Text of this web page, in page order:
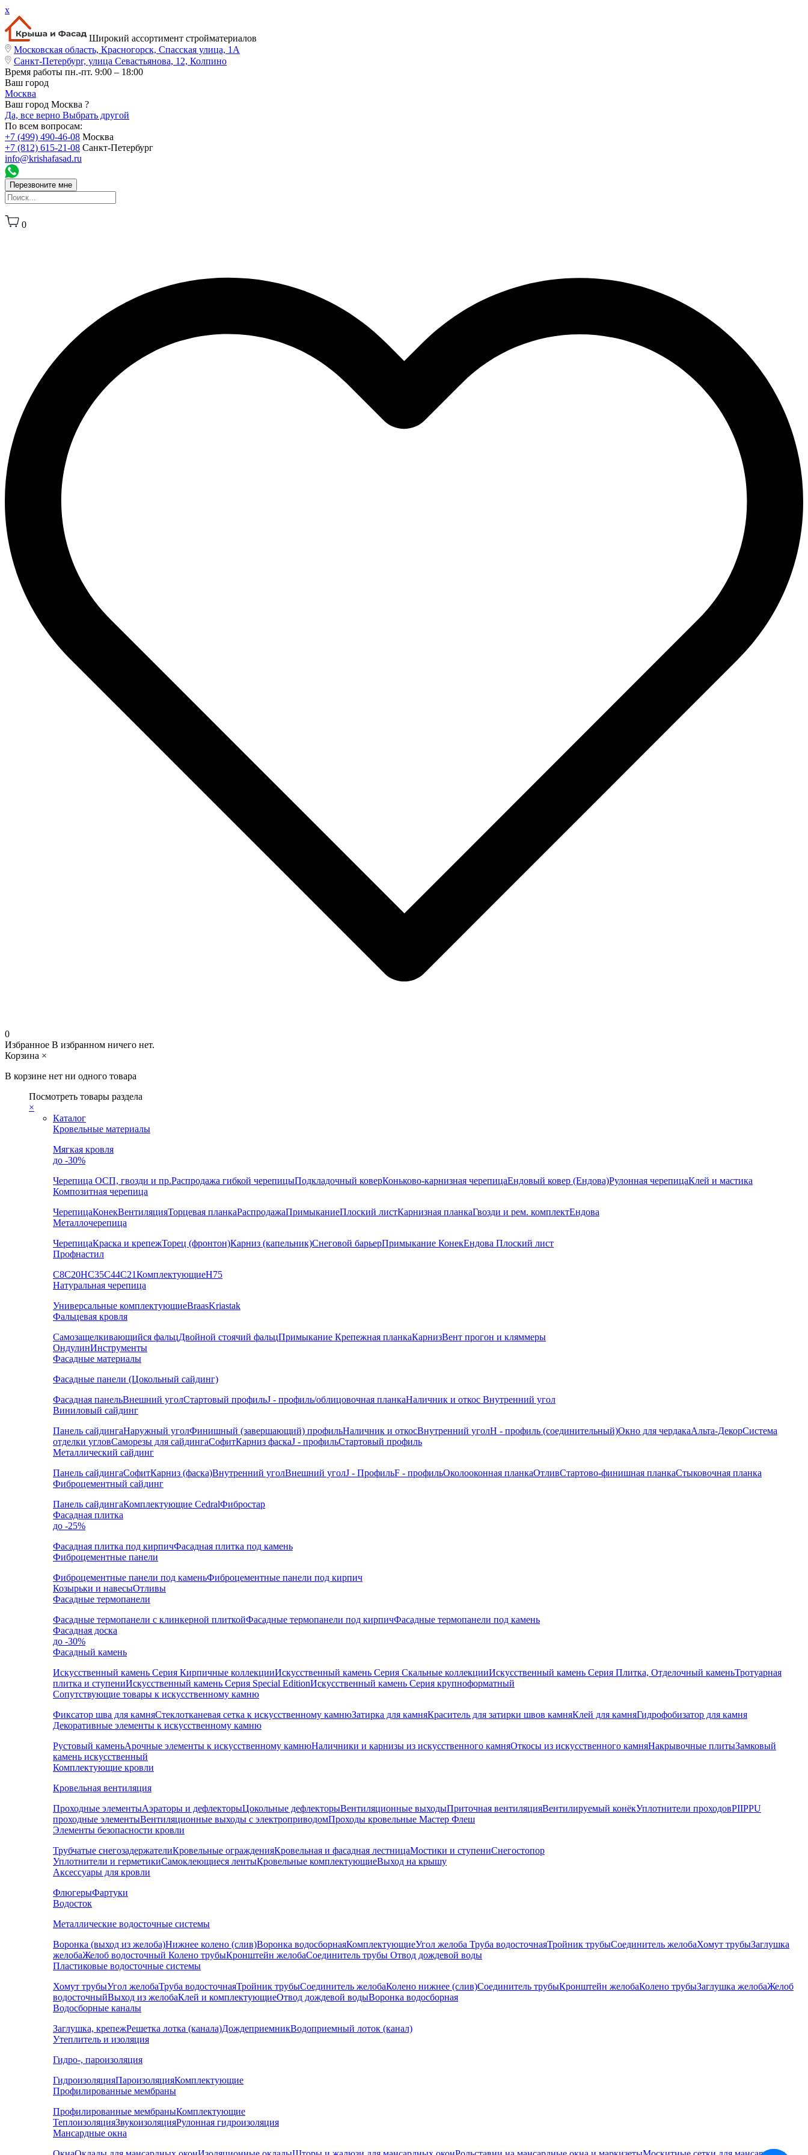
x
Широкий ассортимент стройматериалов
Московская область, Красногорск, Спасская улица, 1А
Санкт-Петербург, улица Севастьянова, 12, Колпино
Время работы пн.-пт. 9:00 – 18:00
Ваш город
Москва
Ваш город Москва ?
Да, все верно Выбрать другой
По всем вопросам:
+7 (499) 490-46-08 Москва
+7 (812) 615-21-08 Санкт-Петербург
info@krishafasad.ru
Перезвоните мне
0
0
Избранное В избранном ничего нет.
Корзина ×
В корзине нет ни одного товара
Посмотреть товары раздела
×
Каталог
Кровельные материалы
Мягкая кровля
до -30%
Черепица ОСП, гвозди и пр.Распродажа гибкой черепицыПодкладочный коверКоньково-карнизная черепицаЕндовый ковер (Ендова)Рулонная черепицаКлей и мастика
Композитная черепица
ЧерепицаКонекВентиляцияТорцевая планкаРаспродажаПримыканиеПлоский листКарнизная планкаГвозди и рем. комплектЕндова
Металлочерепица
ЧерепицаКраска и крепежТорец (фронтон)Карниз (капельник)Снеговой барьерПримыкание КонекЕндова Плоский лист
Профнастил
С8С20НС35С44С21КомплектующиеН75
Натуральная черепица
Универсальные комплектующиеBraasKriastak
Фальцевая кровля
Самозащелкивающийся фальцДвойной стоячий фальцПримыкание Крепежная планкаКарнизВент прогон и кляммеры
ОндулинИнструменты
Фасадные материалы
Фасадные панели (Цокольный сайдинг)
Фасадная панельВнешний уголСтартовый профильJ - профиль/облицовочная планкаНаличник и откос Внутренний угол
Виниловый сайдинг
Панель сайдингаНаружный уголФинишный (завершающий) профильНаличник и откосВнутренний уголH - профиль (соединительный)Окно для чердакаАльта-ДекорСистема
отделки угловСаморезы для сайдингаСофитКарниз фаскаJ - профильСтартовый профиль
Металлический сайдинг
Панель сайдингаСофитКарниз (фаска)Внутренний уголВнешний уголJ - ПрофильF - профильОколооконная планкаОтливСтартово-финишная планкаСтыковочная планка
Фиброцементный сайдинг
Панель сайдингаКомплектующие CedralФибростар
Фасадная плитка
до -25%
Фасадная плитка под кирпичФасадная плитка под камень
Фиброцементные панели
Фиброцементные панели под каменьФиброцементные панели под кирпич
Козырьки и навесыОтливы
Фасадные термопанели
Фасадные термопанели с клинкерной плиткойФасадные термопанели под кирпичФасадные термопанели под камень
Фасадная доска
до -30%
Фасадный камень
Искусственный камень Серия Кирпичные коллекцииИскусственный камень Серия Скальные коллекцииИскусственный камень Серия Плитка, Отделочный каменьТротуарная
плитка и ступениИскусственный камень Серия Special EditionИскусственный камень Серия крупноформатный
Сопутствующие товары к искусственному камню
Фиксатор шва для камняСтеклотканевая сетка к искусственному камнюЗатирка для камняКраситель для затирки швов камняКлей для камняГидрофобизатор для камня
Декоративные элементы к искусственному камню
Рустовый каменьАрочные элементы к искусственному камнюНаличники и карнизы из искусственного камняОткосы из искусственного камняНакрывочные плитыЗамковый
камень искусственный
Комплектующие кровли
Кровельная вентиляция
Проходные элементыАэраторы и дефлекторыЦокольные дефлекторыВентиляционные выходыПриточная вентиляцияВентилируемый конёкУплотнители проходовPIIPPU
проходные элементыВентиляционные выходы с электроприводомПроходы кровельные Мастер Флеш
Элементы безопасности кровли
Трубчатые снегозадержателиКровельные огражденияКровельная и фасадная лестницаМостики и ступениСнегостопор
Уплотнители и герметикиСамоклеющиеся лентыКровельные комплектующиеВыход на крышу
Аксессуары для кровли
ФлюгерыФартуки
Водосток
Металлические водосточные системы
Воронка (выход из желоба)Нижнее колено (слив)Воронка водосборнаяКомплектующиеУгол желоба Труба водосточнаяТройник трубыСоединитель желобаХомут трубыЗаглушка
желобаЖелоб водосточный Колено трубыКронштейн желобаСоединитель трубы Отвод дождевой воды
Пластиковые водосточные системы
Хомут трубыУгол желобаТруба водосточнаяТройник трубыСоединитель желобаКолено нижнее (слив)Соединитель трубыКронштейн желобаКолено трубыЗаглушка желобаЖелоб
водосточныйВыход из желобаКлей и комплектующиеОтвод дождевой водыВоронка водосборная
Водосборные каналы
Заглушка, крепежРешетка лотка (канала)ДождеприемникВодоприемный лоток (канал)
Утеплитель и изоляция
Гидро-, пароизоляция
ГидроизоляцияПароизоляцияКомплектующие
Профилированные мембраны
Профилированные мембраныКомплектующие
ТеплоизоляцияЗвукоизоляцияРулонная гидроизоляция
Мансардные окна